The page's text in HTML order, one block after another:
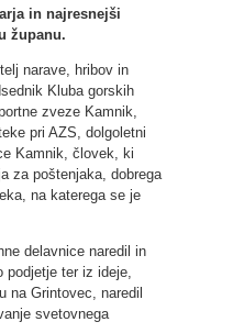
in najresnejši
županu.
narave, hribov in
Kluba gorskih
zveze Kamnik,
pri AZS, dolgoletni
Kamnik, človek, ki
za poštenjaka, dobrega
na katerega se je
delavnice naredil in
ter iz ideje,
na Grintovec, naredil
svetovnega